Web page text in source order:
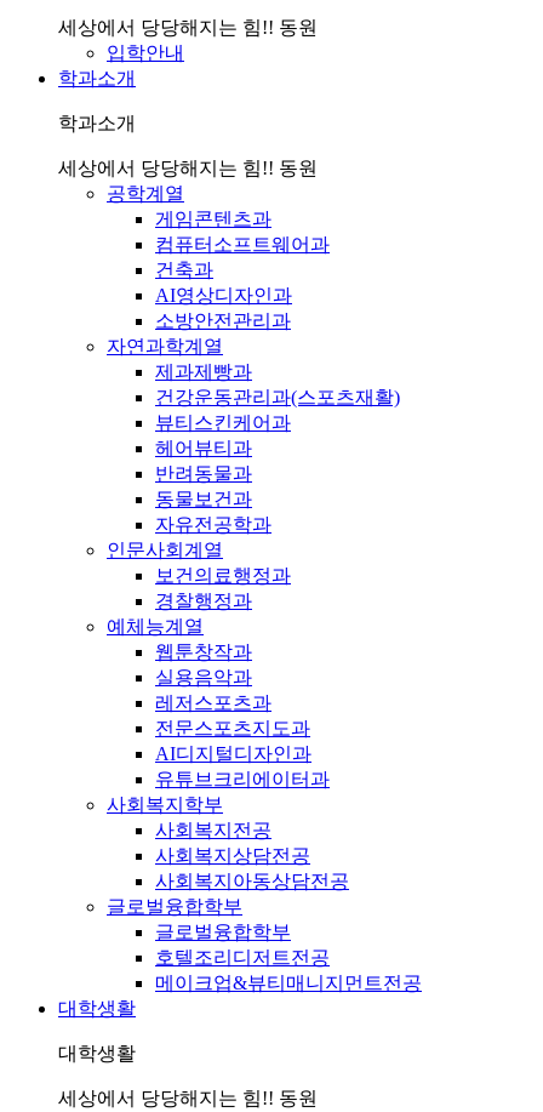
세상에서 당당해지는 힘!! 동원
입학안내
학과소개
학과소개
세상에서 당당해지는 힘!! 동원
공학계열
게임콘텐츠과
컴퓨터소프트웨어과
건축과
AI영상디자인과
소방안전관리과
자연과학계열
제과제빵과
건강운동관리과(스포츠재활)
뷰티스킨케어과
헤어뷰티과
반려동물과
동물보건과
자유전공학과
인문사회계열
보건의료행정과
경찰행정과
예체능계열
웹툰창작과
실용음악과
레저스포츠과
전문스포츠지도과
AI디지털디자인과
유튜브크리에이터과
사회복지학부
사회복지전공
사회복지상담전공
사회복지아동상담전공
글로벌융합학부
글로벌융합학부
호텔조리디저트전공
메이크업&뷰티매니지먼트전공
대학생활
대학생활
세상에서 당당해지는 힘!! 동원